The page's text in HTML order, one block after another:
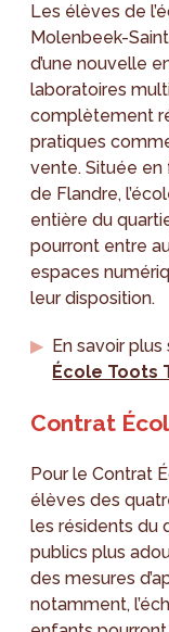
Les élèves de
Molenbeek-
d’une nouvelle
laboratoires
complètement
pratiques
vente. Située
de Flandre,
entière du
pourront entre
espaces
leur disposition.
En savoir
École Toots
Contrat
Pour le Contrat
élèves des
les résidents du
publics plus
des mesures
notamment,